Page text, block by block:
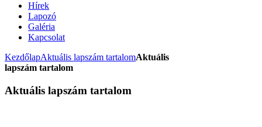
Hírek
Lapozó
Galéria
Kapcsolat
KezdőlapAktuális lapszám tartalomAktuális
lapszám tartalom
Aktuális lapszám tartalom